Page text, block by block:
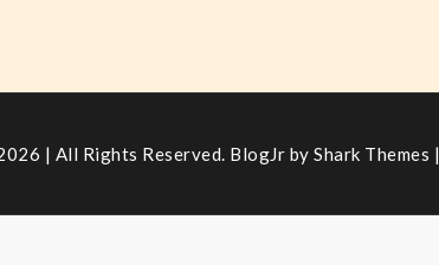
| All Rights Reserved. BlogJr byShark Themes |